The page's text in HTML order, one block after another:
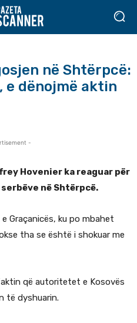
në Shtërpcë:
dënojmë aktin
-
Hovenier ka reaguar për
në Shtërpcë.
Graçanicës, ku po mbahet
tha se është i shokuar me
që autoritetet e Kosovës
të dyshuarin.